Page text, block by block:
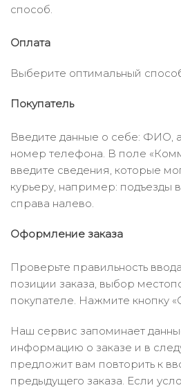
способ.
Оплата
Выберите оптимальный
Покупатель
Введите данные о себе: ФИО,
номер телефона. В поле
введите сведения, которые
курьеру, например: подъезды
справа налево.
Оформление заказа
Проверьте правильность
позиции заказа, выбор
покупателе. Нажмите кнопку
Наш сервис запоминает
информацию о заказе и в
предложит вам повторить к
предыдущего заказа. Если